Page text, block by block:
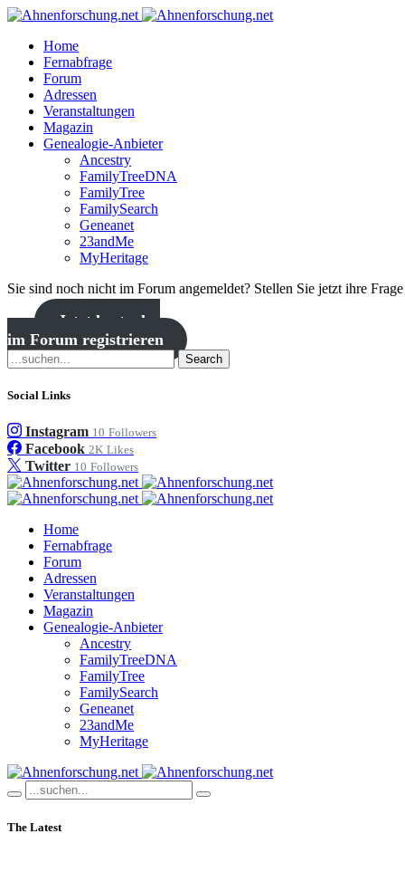
Home
Fernabfrage
Forum
Adressen
Veranstaltungen
Magazin
Genealogie-Anbieter
Ancestry
FamilyTreeDNA
FamilyTree
FamilySearch
Geneanet
23andMe
MyHeritage
Sie sind noch nicht im Forum angemeldet? Stellen Sie jetzt ihre
Jetzt kostenlos
im Forum registrieren
Search
Social Links
Instagram 10 Followers
Facebook 2K Likes
Twitter 10 Followers
Home
Fernabfrage
Forum
Adressen
Veranstaltungen
Magazin
Genealogie-Anbieter
Ancestry
FamilyTreeDNA
FamilyTree
FamilySearch
Geneanet
23andMe
MyHeritage
The Latest